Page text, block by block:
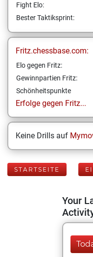
Fight Elo:
Bester Taktiksprint:
Fritz.chessbase.com:
Elo gegen Fritz:
Gewinnpartien Fritz:
Schönheitspunkte
Erfolge gegen Fritz...
Keine Drills auf
STARTSEITE
Your